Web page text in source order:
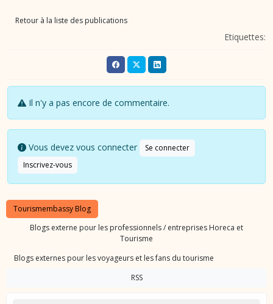
Retour à la liste des publications
Etiquettes:
Il n'y a pas encore de commentaire.
Vous devez vous connecter
Se connecter
Inscrivez-vous
Tourismembassy Blog
Blogs externe pour les professionnels / entreprises Horeca et
Tourisme
Blogs externes pour les voyageurs et les fans du tourisme
RSS